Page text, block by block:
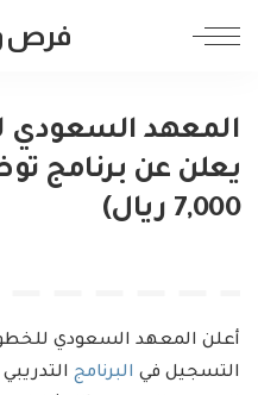
فرص
المعهد السعودي
يعلن عن برنامج
7,000 ريال)
أعلن المعهد السعودي
التسجيل في البرنامج